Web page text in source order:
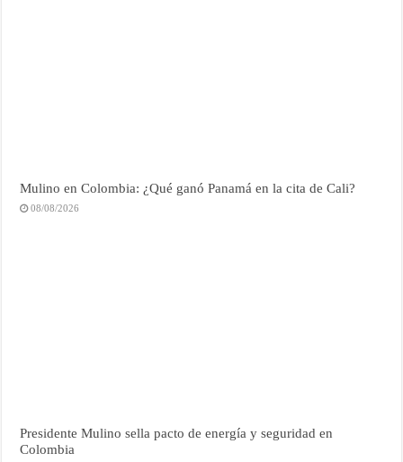
Mulino en Colombia: ¿Qué ganó Panamá en la cita de Cali?
08/08/2026
Presidente Mulino sella pacto de energía y seguridad en
Colombia